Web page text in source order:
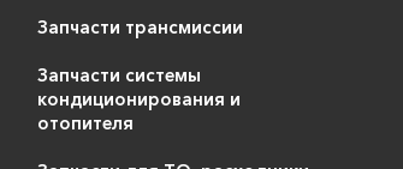
Запчасти трансмиссии
Запчасти системы
кондиционирования и
отопителя